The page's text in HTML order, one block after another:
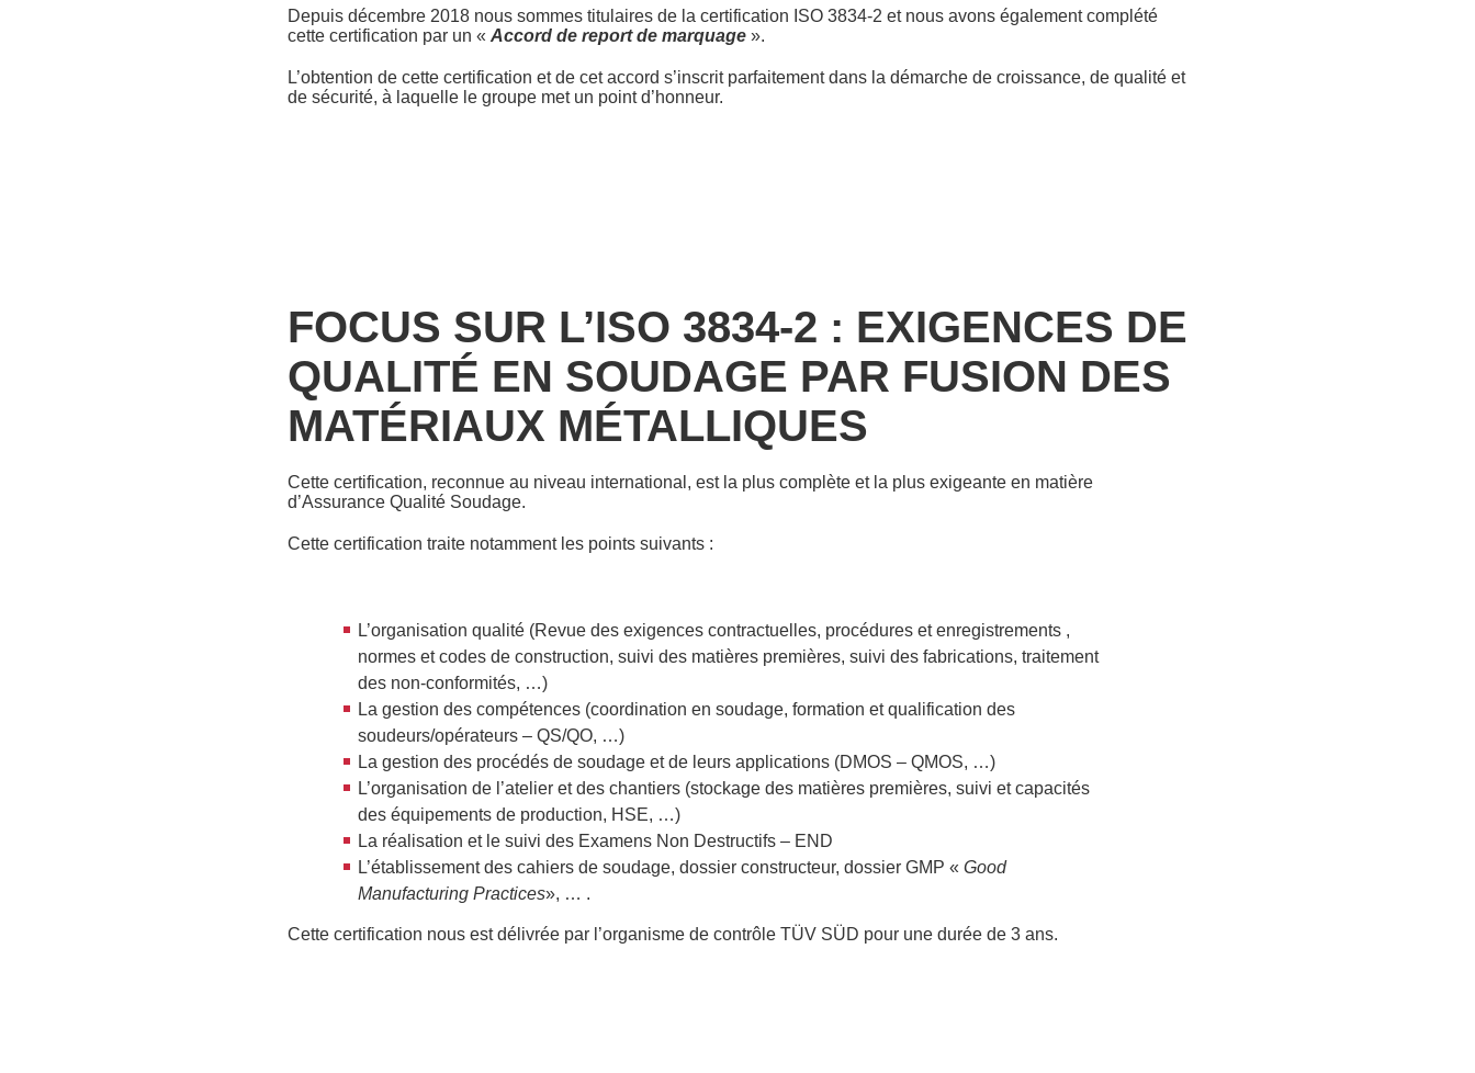
Depuis décembre 2018 nous sommes titulaires de la certification ISO 3834-2 et nous avons également complété
cette certification par un « Accord de report de marquage».
L’obtention de cette certification et de cet accord s’inscrit parfaitement dans la démarche de croissance, de qualité et
de sécurité, à laquelle le groupe met un point d’honneur.
FOCUS SUR L’ISO 3834-2 : EXIGENCES DE
QUALITÉ EN SOUDAGE PAR FUSION DES
MATÉRIAUX MÉTALLIQUES
Cette certification, reconnue au niveau international, est la plus complète et la plus exigeante en matière
d’Assurance Qualité Soudage.
Cette certification traite notamment les points suivants :
L’organisation qualité (Revue des exigences contractuelles, procédures et enregistrements ,
normes et codes de construction, suivi des matières premières, suivi des fabrications, traitement
des non-conformités, …)
La gestion des compétences (coordination en soudage, formation et qualification des
soudeurs/opérateurs – QS/QO, …)
La gestion des procédés de soudage et de leurs applications (DMOS – QMOS, …)
L’organisation de l’atelier et des chantiers (stockage des matières premières, suivi et capacités
des équipements de production, HSE, …)
La réalisation et le suivi des Examens Non Destructifs – END
L’établissement des cahiers de soudage, dossier constructeur, dossier GMP « Good
Manufacturing Practices», … .
Cette certification nous est délivrée par l’organisme de contrôle TÜV SÜD pour une durée de 3 ans.